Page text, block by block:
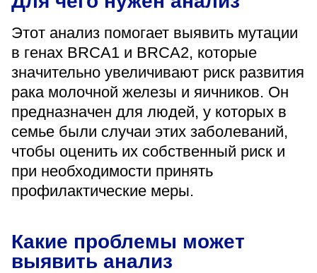
399000, г. Липецк, Плехановское лесничество,
Ленинский лесхоз, квартал 67
Понедельник — четверг
08:00–16:45
перерыв 12:00–12:30
Пятница
08:00–15:45
перерыв 12:00–12:30
Администратор
+7 (4742) 72-73-31
Этот анализ помогает выявить мутации
в генах BRCA1 и BRCA2, которые
значительно увеличивают риск развития
рака молочной железы и яичников. Он
предназначен для людей, у которых в
семье были случаи этих заболеваний,
чтобы оценить их собственный риск и
при необходимости принять
профилактические меры.
Какие проблемы может
выявить анализ